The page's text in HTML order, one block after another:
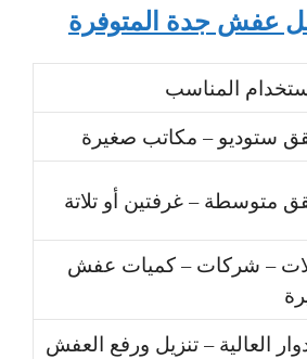
عفش جدة المتوفرة
المناسب
ستوديو – مكاتب صغيرة
متوسطة – غرفتين أو تلاتة
– شركات – كميات عفش
العالية – تنزيل ورفع العفش